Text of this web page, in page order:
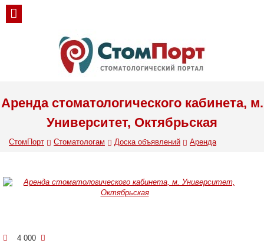
Аренда стоматологического кабинета, м.
Университет, Октябрьская
СтомПорт Стоматологам Доска объявлений Аренда
4 000